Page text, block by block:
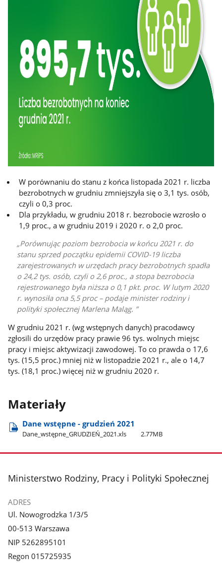
W porównaniu do stanu z końca listopada 2021 r. liczba
bezrobotnych w grudniu zmniejszyła się o 3,1 tys. osób,
czyli o 0,3 proc.
Dla przykładu, w grudniu 2018 r. bezrobocie wzrosło o
1,9 proc., a w grudniu 2019 i 2020 r. o 2,0 proc.
Porównując poziom bezrobocia w końcu 2021 r. do
stanu sprzed początku epidemii COVID-19 liczba
zarejestrowanych w urzędach pracy bezrobotnych spadła
o 24,2 tys. osób, czyli o 2,6 proc., a stopa bezrobocia
rejestrowanego była niższa o 0,1 pkt. proc. W lutym 2020
r. wynosiła ona 5,5 proc – podaje minister rodziny i
polityki społecznej Marlena Maląg.
W grudniu 2021 r. (wg wstępnych danych) pracodawcy
zgłosili do urzędów pracy prawie 96 tys. wolnych miejsc
pracy i miejsc aktywizacji zawodowej. To co prawda o 17,6
tys. (15,5 proc.) mniej niż w listopadzie 2021 r., ale o 14,7
tys. (18,1 proc.) więcej niż w grudniu 2020 r.
Materiały
Dane wstępne - grudzień 2021
Dane​_wstępne​_GRUDZIEŃ​_2021.xls 2.77MB
stopka
Ministerstwo Rodziny, Pracy i Polityki Społecznej
ADRES
Ul. Nowogrodzka 1/3/5
00-513 Warszawa
NIP 5262895101
Regon 015725935